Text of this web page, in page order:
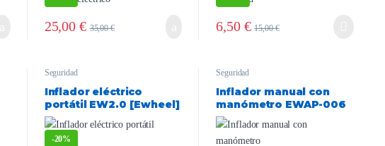
25,00 € 35,00€ 6,50 € 15,00€
Seguridad
Inflador eléctrico
portátil EW2.0 [Ewheel]
-20%
Seguridad
Inflador manual con
manómetro EWAP-006
negro